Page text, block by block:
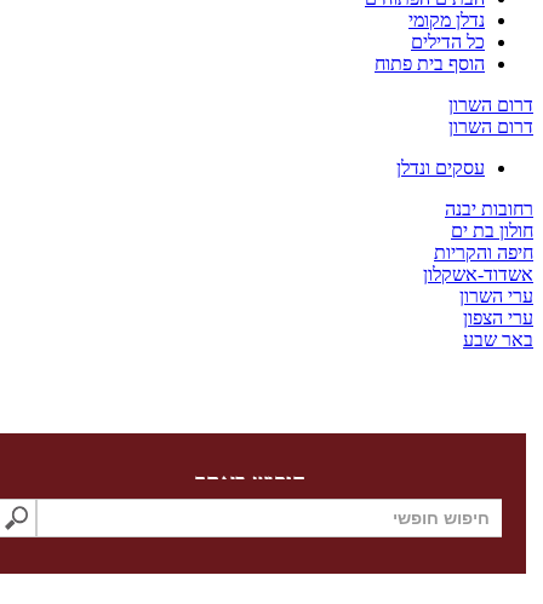
נדלן מקומי
כל הדילים
הוסף בית פתוח
השרון
השרון
עסקים ונדלן
יבנה
בת ים
והקריות
אשקלון
השרון
הצפון
שבע
חיפוש באתר